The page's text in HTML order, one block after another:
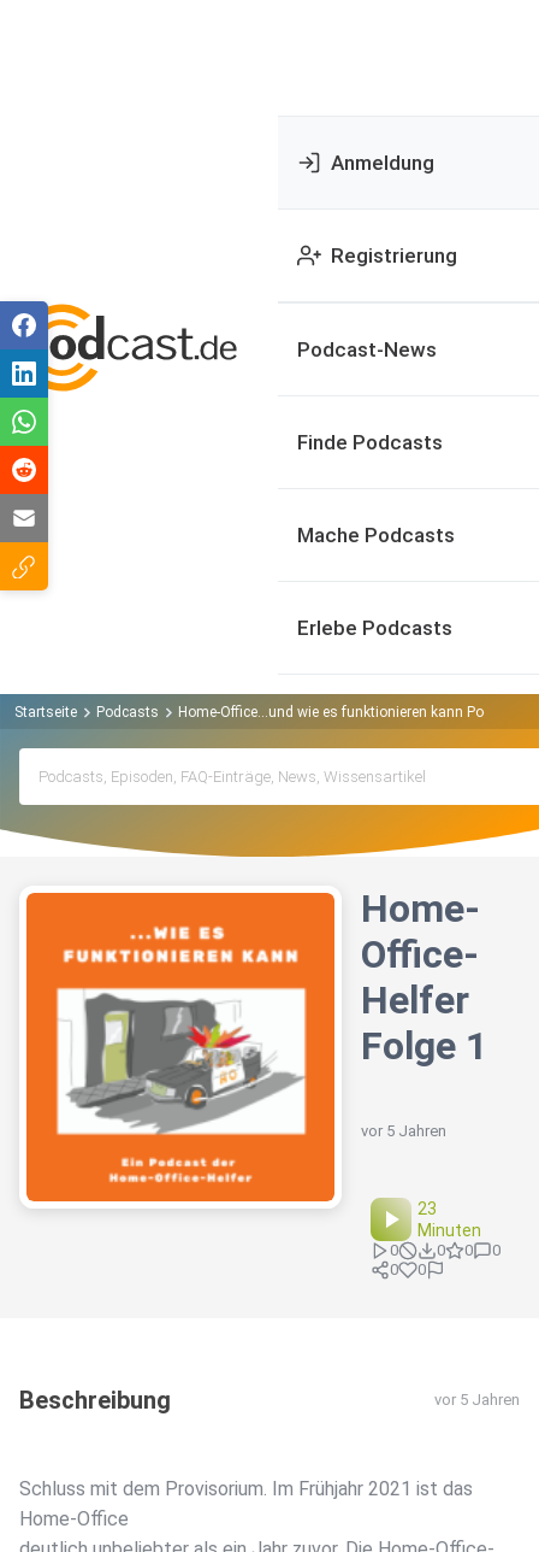
Anmeldung
Registrierung
Podcast-News
Finde Podcasts
Mache Podcasts
Erlebe Podcasts
Startseite Podcasts Home-Office...und wie es funktionieren kann Podcast
Home-
Office-
Helfer
Folge 1
vor 5 Jahren
23
Minuten
0 0 0
0
0
0
Beschreibung vor 5 Jahren
Schluss mit dem Provisorium. Im Frühjahr 2021 ist das
Home-Office